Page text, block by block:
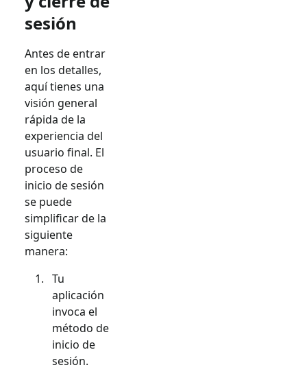
sesión
Antes de entrar
en los detalles,
aquí tienes una
visión general
rápida de la
experiencia del
usuario final. El
proceso de
inicio de sesión
se puede
simplificar de la
siguiente
manera:
Tu
aplicación
invoca el
método de
inicio de
sesión.